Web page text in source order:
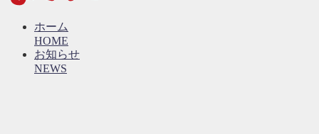
ホーム
HOME
お知らせ
NEWS